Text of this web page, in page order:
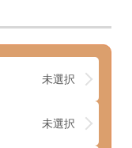
未選択
未選択